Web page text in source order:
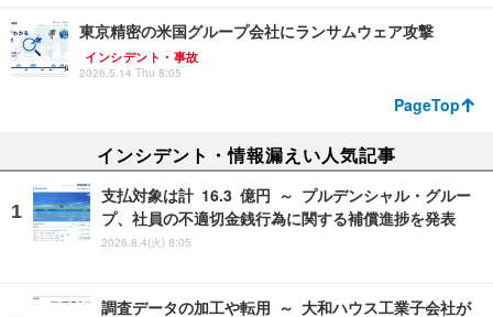
東京精密の米国グループ会社にランサムウェア攻撃
インシデント・事故
2026.5.14 Thu 8:05
PageTop
インシデント・情報漏えい人気記事
支払対象は計 16.3 億円 ～ プルデンシャル・グルー
プ、社員の不適切金銭行為に関する補償進捗を発表
2026.8.4(火) 8:05
調査データの加工や転用 ～ 大和ハウス工業子会社が